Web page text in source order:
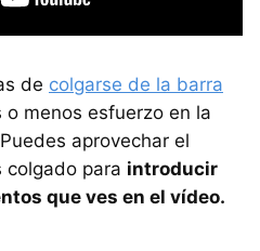
de colgarse de la barra
menos esfuerzo en la
aprovechar el
colgado para introducir
que ves en el vídeo.